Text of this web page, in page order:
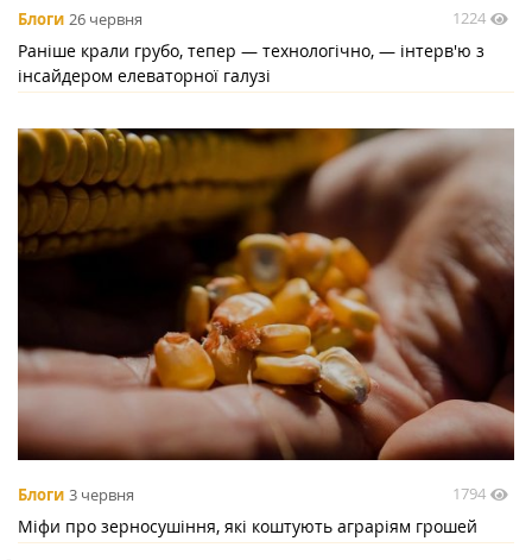
Блоги 26 червня 1224
Раніше крали грубо, тепер — технологічно, — інтерв'ю з
інсайдером елеваторної галузі
Блоги 3 червня 1794
Міфи про зерносушіння, які коштують аграріям грошей